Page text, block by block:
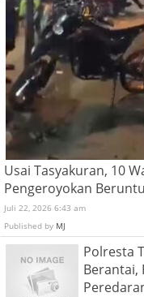
Usai Tasyakuran, 10
Pengeroyokan
Juli 22, 2026 6:43 am
Published by MJ
Polresta
Berantai,